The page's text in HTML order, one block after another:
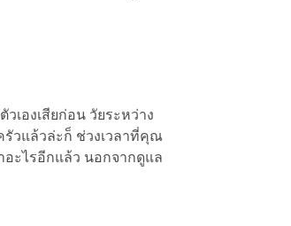
เองเสียก่อน วัยระหว่าง
วแล้วล่ะก็ ช่วงเวลาที่คุณ
อะไรอีกแล้ว นอกจากดูแล